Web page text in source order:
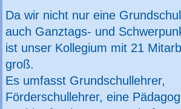
Da wir nicht nur eine
auch Ganztags- und
ist unser Kollegium mit 21
groß.
Es umfasst Grundschullehrer,
Förderschullehrer, eine